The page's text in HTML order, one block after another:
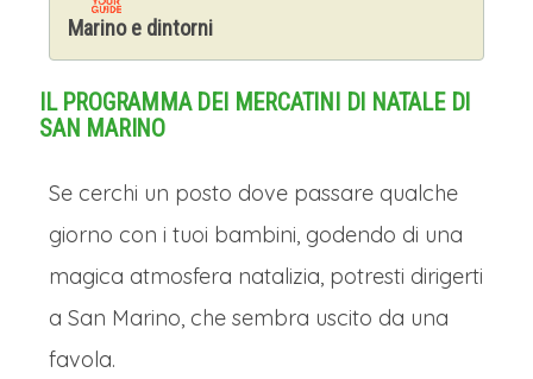
Marino e dintorni
IL PROGRAMMA DEI MERCATINI DI NATALE DI
SAN MARINO
Se cerchi un posto dove passare qualche
giorno con i tuoi bambini, godendo di una
magica atmosfera natalizia, potresti dirigerti
a San Marino, che sembra uscito da una
favola.